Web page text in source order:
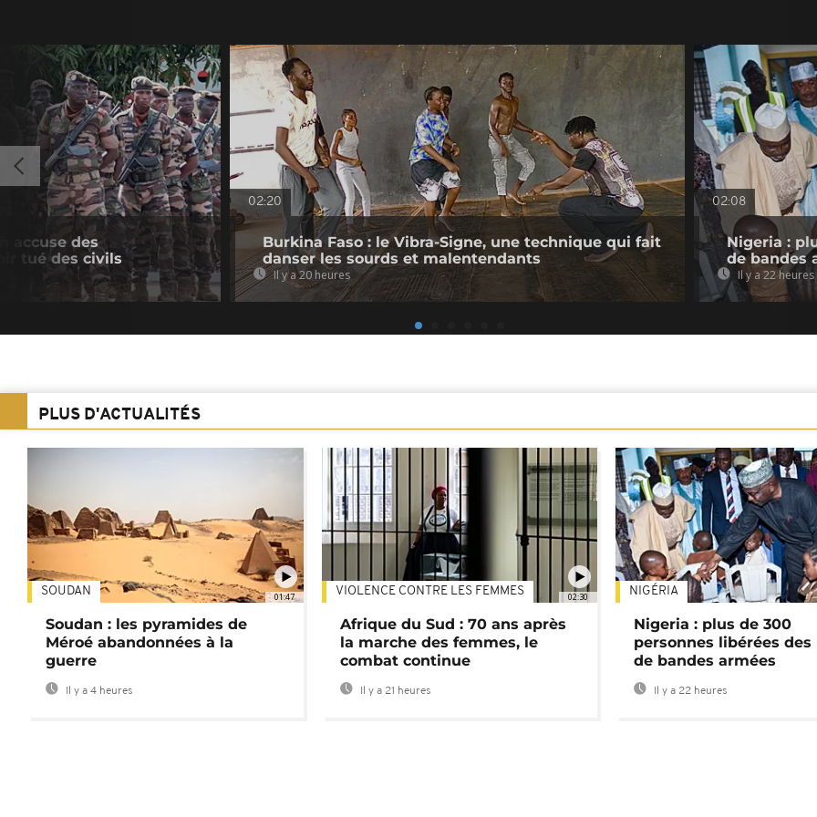
accuse des
tué des civils
02:20
Burkina Faso : le Vibra-Signe, une technique qui fait
danser les sourds et malentendants
Il y a 20 heures
02:08
Nigeria :
de bandes
Il y a 22 heures
PLUS D'ACTUALITÉS
01:47
SOUDAN
Soudan : les pyramides de
Méroé abandonnées à la
guerre
Il y a 4 heures
02:30
VIOLENCE CONTRE LES FEMMES
Afrique du Sud : 70 ans après
la marche des femmes, le
combat continue
Il y a 21 heures
NIGÉRIA
Nigeria : plus de 300
personnes libérées des
de bandes armées
Il y a 22 heures